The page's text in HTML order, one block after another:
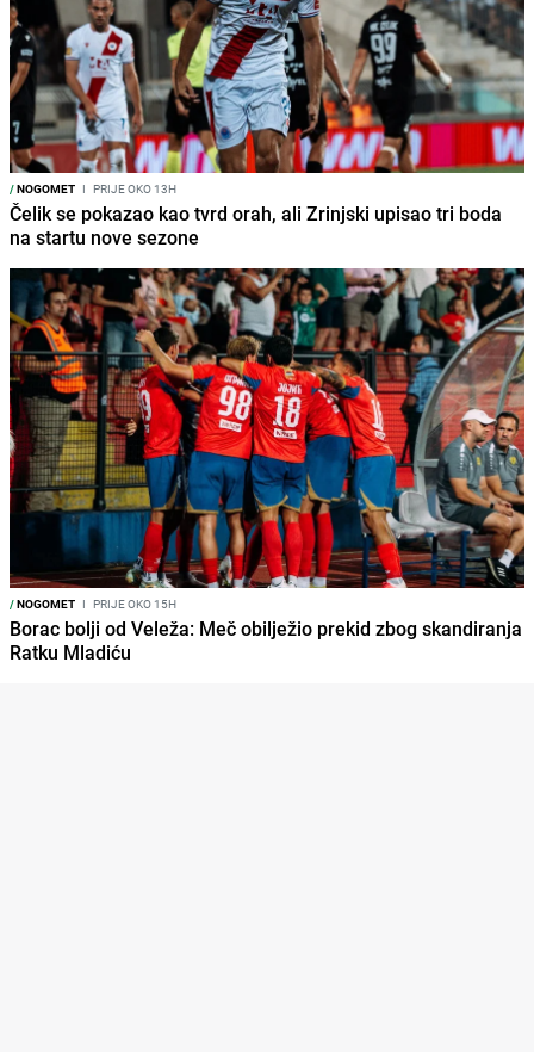
/NOGOMET I PRIJE OKO 13H
Čelik se pokazao kao tvrd orah, ali Zrinjski upisao tri boda
na startu nove sezone
/NOGOMET I PRIJE OKO 15H
Borac bolji od Veleža: Meč obilježio prekid zbog skandiranja
Ratku Mladiću